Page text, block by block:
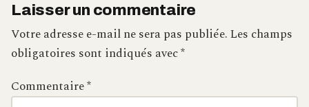
Laisser un commentaire
Votre adresse e-mail ne sera pas publiée.Les champs
obligatoires sont indiqués avec*
Commentaire*